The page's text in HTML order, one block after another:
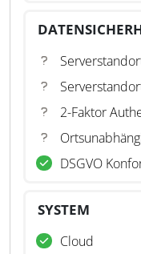
2-Faktor
DSGVO
SYSTEM
Cloud